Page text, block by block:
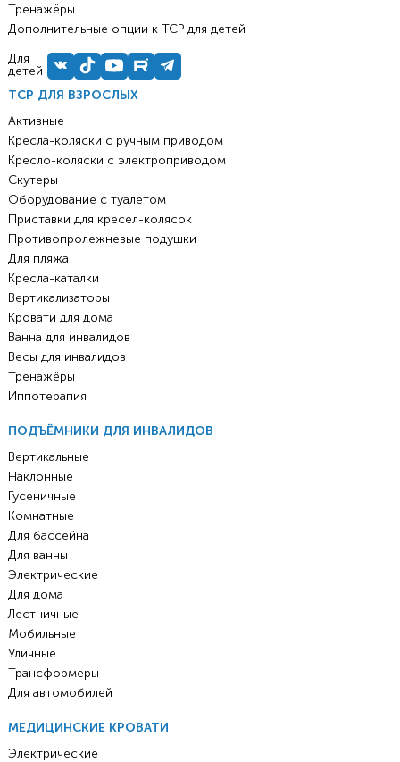
ТСР ДЛЯ ВЗРОСЛЫХ
Активные
Кресла-коляски с ручным приводом
Кресло-коляски с электроприводом
Скутеры
Оборудование с туалетом
Приставки для кресел-колясок
Противопролежневые подушки
Для пляжа
Кресла-каталки
Вертикализаторы
Кровати для дома
Ванна для инвалидов
Весы для инвалидов
Тренажёры
Иппотерапия
ПОДЪЁМНИКИ ДЛЯ ИНВАЛИДОВ
Вертикальные
Наклонные
Гусеничные
Комнатные
Для бассейна
Для ванны
Электрические
Для дома
Лестничные
Мобильные
Уличные
Трансформеры
Для автомобилей
МЕДИЦИНСКИЕ КРОВАТИ
Электрические
Тренажёры
Дополнительные опции к ТСР для детей
Для
детей